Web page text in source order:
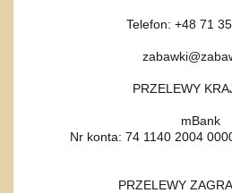
Telefon: +48 71
PRZELEWY
mBank
Nr konta: 74 1140 2004
PRZELEWY